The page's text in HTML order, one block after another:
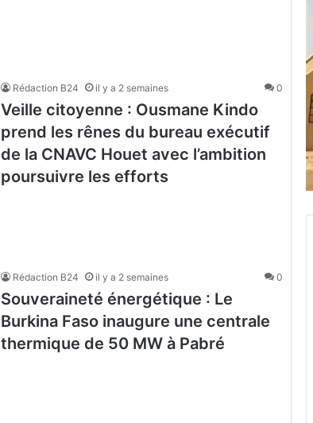
Rédaction B24 il y a 2 semaines 0
Veille citoyenne : Ousmane Kindo
prend les rênes du bureau exécutif
de la CNAVC Houet avec l’ambition
poursuivre les efforts
Rédaction B24 il y a 2 semaines 0
Souveraineté énergétique : Le
Burkina Faso inaugure une centrale
thermique de 50 MW à Pabré